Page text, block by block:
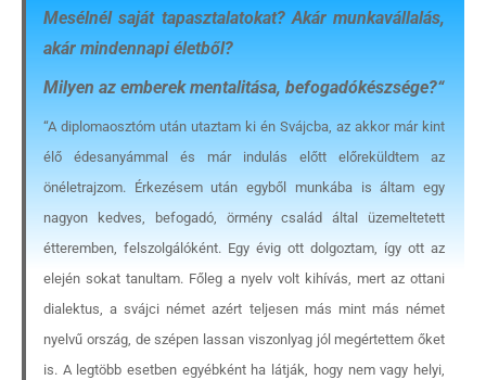
Mesélnél saját tapasztalatokat? Akár munkavállalás,
akár mindennapi életből?
Milyen az emberek mentalitása, befogadókészsége?“
“A diplomaosztóm után utaztam ki én Svájcba, az akkor már kint
élő édesanyámmal és már indulás előtt előreküldtem az
önéletrajzom. Érkezésem után egyből munkába is áltam egy
nagyon kedves, befogadó, örmény család által üzemeltetett
étteremben, felszolgálóként. Egy évig ott dolgoztam, így ott az
elején sokat tanultam. Főleg a nyelv volt kihívás, mert az ottani
dialektus, a svájci német azért teljesen más mint más német
nyelvű ország, de szépen lassan viszonlyag jól megértettem őket
is. A legtöbb esetben egyébként ha látják, hogy nem vagy helyi,